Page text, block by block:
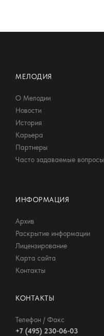
МЕЛОДИЯ
О Мелодии
Новости
История
Карьера
Партнеры
Часто задаваемые вопросы
ИНФОРМАЦИЯ
Архив
Раскрытие информации
Лицензирование
Карта сайта
Контакты
КОНТАКТЫ
Телефон / Факс
+7 (495) 230-06-03